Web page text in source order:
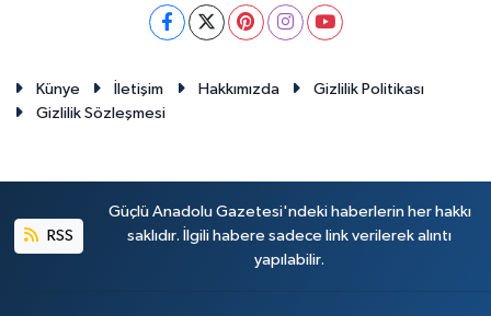
Künye İletişim Hakkımızda
Gizlilik Politikası
Gizlilik Sözleşmesi
RSS
Güçlü Anadolu Gazetesi'ndeki haberlerin her hakkı
saklıdır. İlgili habere sadece link verilerek alıntı
yapılabilir.